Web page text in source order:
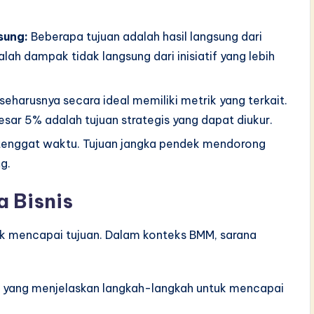
Beberapa tujuan adalah hasil langsung dari
dampak tidak langsung dari inisiatif yang lebih
secara ideal memiliki metrik yang terkait.
5% adalah tujuan strategis yang dapat diukur.
waktu. Tujuan jangka pendek mendorong
Bisnis
tujuan. Dalam konteks BMM, sarana
menjelaskan langkah-langkah untuk mencapai